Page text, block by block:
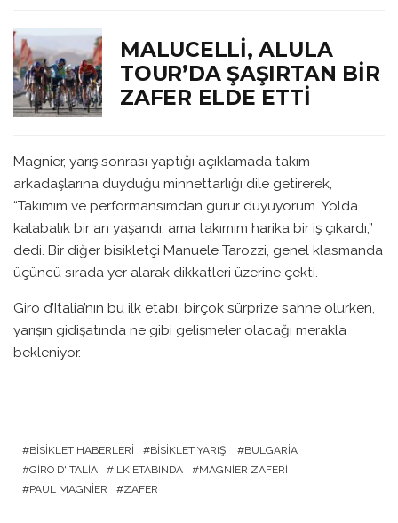
MALUCELLI, ALULA
TOUR’DA ŞAŞIRTAN BIR
ZAFER ELDE ETTI
Magnier, yarış sonrası yaptığı açıklamada takım
arkadaşlarına duyduğu minnettarlığı dile getirerek,
“Takımım ve performansımdan gurur duyuyorum. Yolda
kalabalık bir an yaşandı, ama takımım harika bir iş çıkardı,”
dedi. Bir diğer bisikletçi Manuele Tarozzi, genel klasmanda
üçüncü sırada yer alarak dikkatleri üzerine çekti.
Giro d’Italia’nın bu ilk etabı, birçok sürprize sahne olurken,
yarışın gidişatında ne gibi gelişmeler olacağı merakla
bekleniyor.
BISIKLET HABERLERI BISIKLET YARIŞI
BULGARIA
GIRO D'ITALIA
İLK ETABINDA
MAGNIER ZAFERI
PAUL MAGNIER
ZAFER